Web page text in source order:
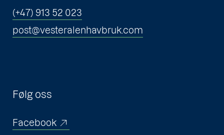
(+47) 913 52 023
post@vesteralenhavbruk.com
Følg oss
Facebook